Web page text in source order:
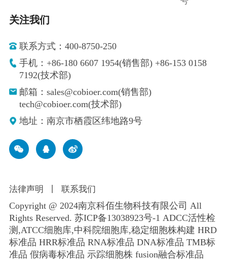
关注我们
联系方式：400-8750-250
手机：+86-180 6607 1954(销售部) +86-153 0158
7192(技术部)
邮箱：sales@cobioer.com(销售部)
tech@cobioer.com(技术部)
地址：南京市栖霞区纬地路9号
法律声明 联系我们
Copyright @ 2024南京科佰生物科技有限公司 All
Rights Reserved. 苏ICP备13038923号-1 ADCC活性检
测,ATCC细胞库,中科院细胞库,稳定细胞株构建 HRD
标准品 HRR标准品 RNA标准品 DNA标准品 TMB标
准品 假病毒标准品 示踪细胞株 fusion融合标准品